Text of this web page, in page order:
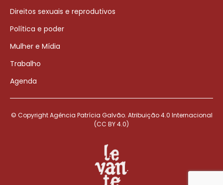
Direitos sexuais e reprodutivos
Política e poder
Mulher e Mídia
Trabalho
Agenda
© Copyright Agência Patrícia Galvão. Atribuição 4.0 Internacional
(CC BY 4.0)